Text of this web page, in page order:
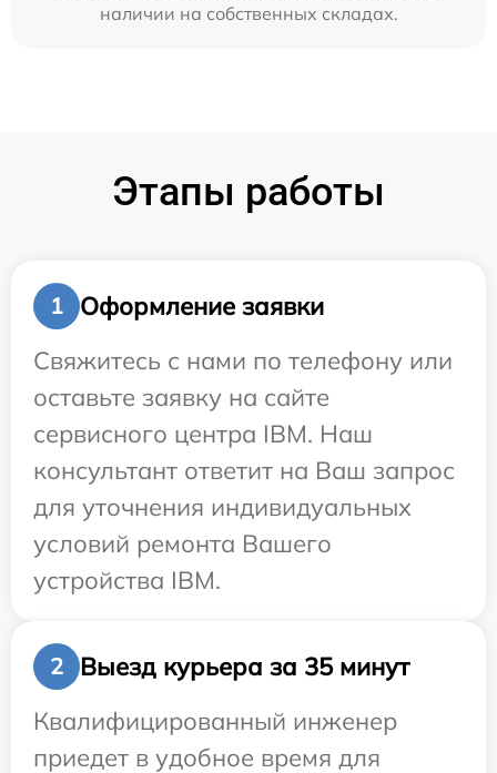
наличии на собственных складах.
Этапы работы
1
Оформление заявки
Свяжитесь с нами по телефону или
оставьте заявку на сайте
сервисного центра IBM. Наш
консультант ответит на Ваш запрос
для уточнения индивидуальных
условий ремонта Вашего
устройства IBM.
2
Выезд курьера за 35 минут
Квалифицированный инженер
приедет в удобное время для